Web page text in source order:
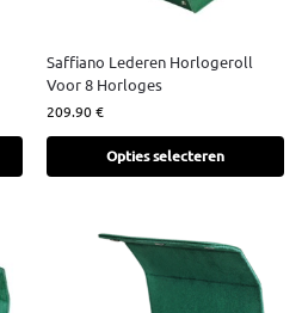
Saffiano Lederen Horlogeroll
Voor 8 Horloges
209.90€
Opties selecteren